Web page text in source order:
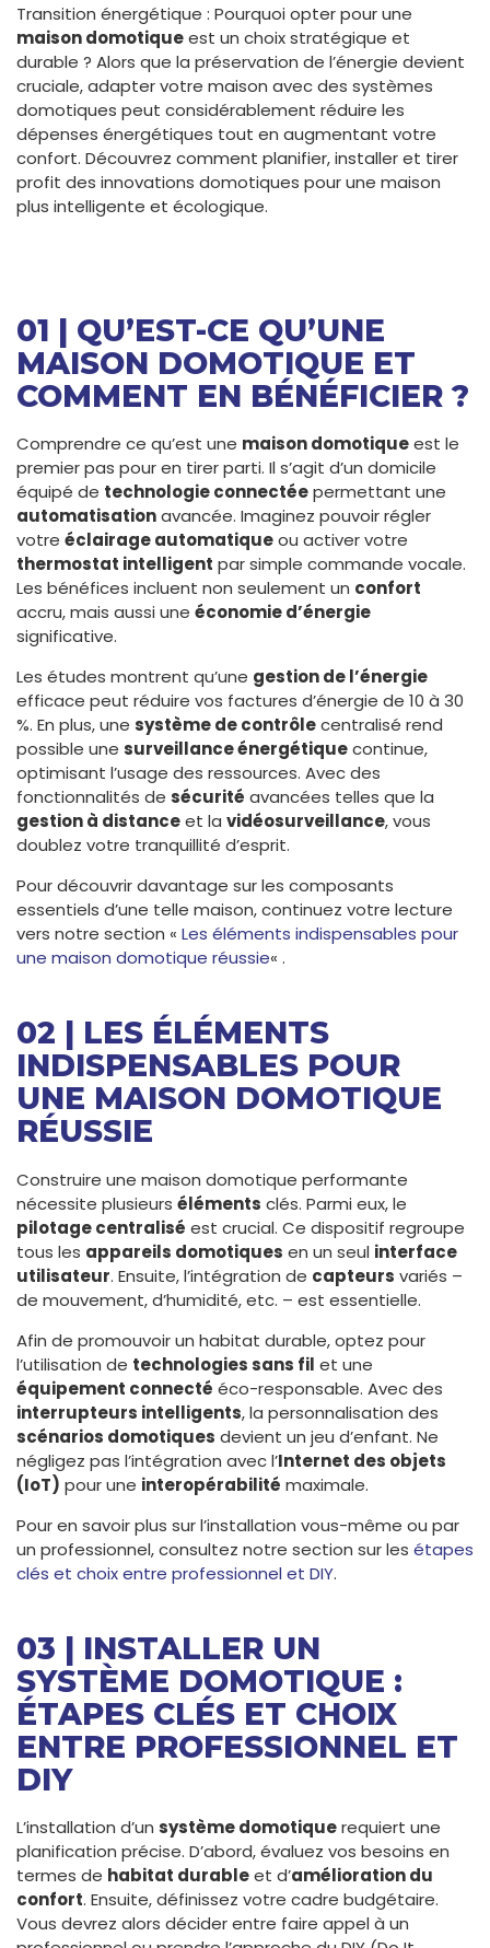
Transition énergétique : Pourquoi opter pour une
maison domotiqueest un choix stratégique et
durable ? Alors que la préservation de l’énergie devient
cruciale, adapter votre maison avec des systèmes
domotiques peut considérablement réduire les
dépenses énergétiques tout en augmentant votre
confort. Découvrez comment planifier, installer et tirer
profit des innovations domotiques pour une maison
plus intelligente et écologique.
01 | QU’EST-CE QU’UNE
MAISON DOMOTIQUE ET
COMMENT EN BÉNÉFICIER ?
Comprendre ce qu’est une maison domotiqueest le
premier pas pour en tirer parti. Il s’agit d’un domicile
équipé de technologie connectéepermettant une
automatisationavancée. Imaginez pouvoir régler
votre éclairage automatiqueou activer votre
thermostat intelligent par simple commande vocale.
Les bénéfices incluent non seulement un confort
accru, mais aussi une économie d’énergie
significative.
Les études montrent qu’une gestion de l’énergie
efficace peut réduire vos factures d’énergie de 10 à 30
%. En plus, une système de contrôlecentralisé rend
possible une surveillance énergétiquecontinue,
optimisant l’usage des ressources. Avec des
fonctionnalités de sécurité avancées telles que la
gestion à distanceet la vidéosurveillance, vous
doublez votre tranquillité d’esprit.
Pour découvrir davantage sur les composants
essentiels d’une telle maison, continuez votre lecture
vers notre section « Les éléments indispensables pour
une maison domotique réussie« .
02 | LES ÉLÉMENTS
INDISPENSABLES POUR
UNE MAISON DOMOTIQUE
RÉUSSIE
Construire une maison domotique performante
nécessite plusieurs éléments clés. Parmi eux, le
pilotage centralisé est crucial. Ce dispositif regroupe
tous les appareils domotiques en un seul interface
utilisateur. Ensuite, l’intégration de capteurs variés –
de mouvement, d’humidité, etc. – est essentielle.
Afin de promouvoir un habitat durable, optez pour
l’utilisation de technologies sans fil et une
équipement connecté éco-responsable. Avec des
interrupteurs intelligents, la personnalisation des
scénarios domotiques devient un jeu d’enfant. Ne
négligez pas l’intégration avec l’Internet des objets
(IoT) pour une interopérabilité maximale.
Pour en savoir plus sur l’installation vous-même ou par
un professionnel, consultez notre section sur les étapes
clés et choix entre professionnel et DIY.
03 | INSTALLER UN
SYSTÈME DOMOTIQUE :
ÉTAPES CLÉS ET CHOIX
ENTRE PROFESSIONNEL ET
DIY
L’installation d’un système domotiquerequiert une
planification précise. D’abord, évaluez vos besoins en
termes de habitat durableet d’amélioration du
confort. Ensuite, définissez votre cadre budgétaire.
Vous devrez alors décider entre faire appel à un